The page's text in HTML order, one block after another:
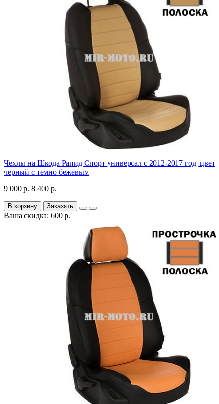
Чехлы на Шкода Рапид Спорт универсал с 2012-2017 год, цвет
черный с темно бежевым
9 000 р. 8 400 р.
В корзину Заказать
Ваша скидка: 600 р.